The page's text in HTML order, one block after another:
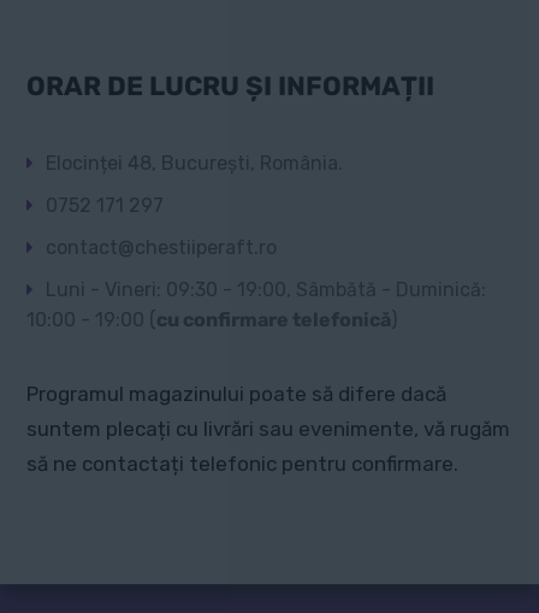
ORAR DE LUCRU ȘI INFORMAȚII
Elocinței 48, București, România.
0752 171 297
contact@chestiiperaft.ro
Luni - Vineri: 09:30 - 19:00, Sâmbătă - Duminică:
10:00 - 19:00 ( cu confirmare telefonică)
Programul magazinului poate să difere dacă
suntem plecați cu livrări sau evenimente, vă rugăm
să ne contactați telefonic pentru confirmare.